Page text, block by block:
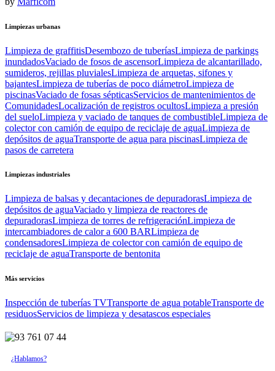
Limpiezas urbanas
Limpieza de graffitisDesembozo de tuberíasLimpieza de parkings
inundadosVaciado de fosos de ascensorLimpieza de alcantarillado,
sumideros, rejillas pluvialesLimpieza de arquetas, sifones y
bajantesLimpieza de tuberías de poco diámetroLimpieza de
piscinasVaciado de fosas sépticasServicios de mantenimientos de
ComunidadesLocalización de registros ocultosLimpieza a presión
del sueloLimpieza y vaciado de tanques de combustibleLimpieza de
colector con camión de equipo de reciclaje de aguaLimpieza de
depósitos de aguaTransporte de agua para piscinasLimpieza de
pasos de carretera
Limpiezas industriales
Limpieza de balsas y decantaciones de depuradorasLimpieza de
depósitos de aguaVaciado y limpieza de reactores de
depuradorasLimpieza de torres de refrigeraciónLimpieza de
intercambiadores de calor a 600 BARLimpieza de
condensadoresLimpieza de colector con camión de equipo de
reciclaje de aguaTransporte de bentonita
Más servicios
Inspección de tuberías TVTransporte de agua potableTransporte de
residuosServicios de limpieza y desatascos especiales
¿Hablamos?